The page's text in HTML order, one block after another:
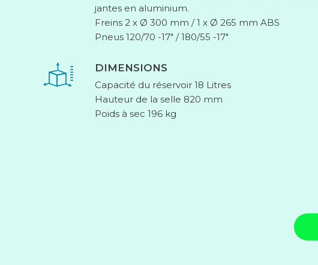
jantes en aluminium.
Freins 2 x Ø 300 mm / 1 x Ø 265 mm ABS
Pneus 120/70 -17″ / 180/55 -17″
DIMENSIONS
Capacité du réservoir 18 Litres
Hauteur de la selle 820 mm
Poids à sec 196 kg